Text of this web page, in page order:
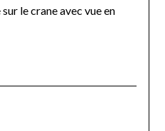
le crane avec vue en